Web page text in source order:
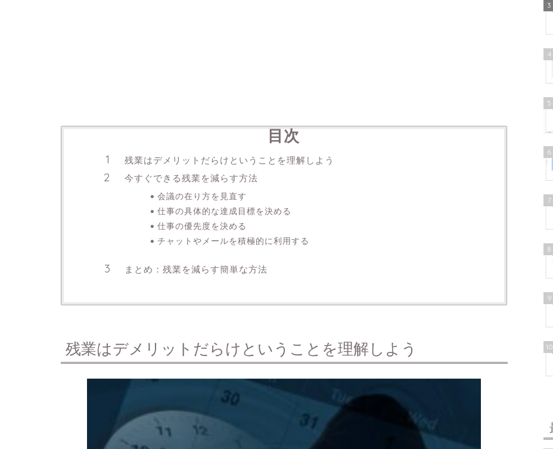
目次
残業はデメリットだらけということを理解しよう
今すぐできる残業を減らす方法
会議の在り方を見直す
仕事の具体的な達成目標を決める
仕事の優先度を決める
チャットやメールを積極的に利用する
まとめ：残業を減らす簡単な方法
残業はデメリットだらけということを理解しよう
3
4
5
6
7
8
9
10